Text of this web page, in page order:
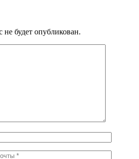
будет опубликован.